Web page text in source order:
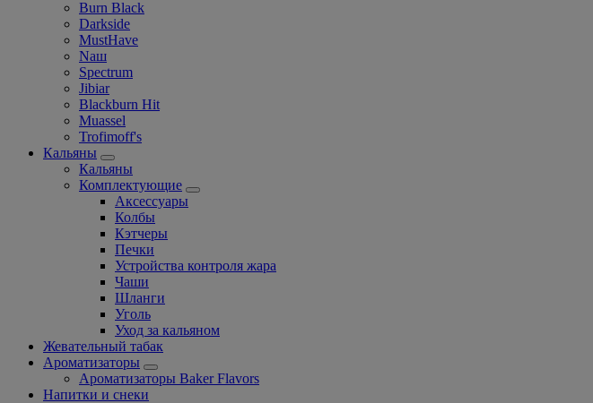
Burn Black
Darkside
MustHave
Nаш
Spectrum
Jibiar
Blackburn Hit
Muassel
Trofimoff's
Кальяны
Кальяны
Комплектующие
Аксессуары
Колбы
Кэтчеры
Печки
Устройства контроля жара
Чаши
Шланги
Уголь
Уход за кальяном
Жевательный табак
Ароматизаторы
Ароматизаторы Baker Flavors
Напитки и снеки